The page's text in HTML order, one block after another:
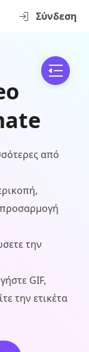
Σύνδεση
από
την
GIF,
την ετικέτα